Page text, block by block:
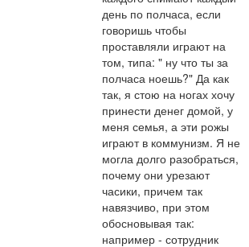
день по полчаса, если
говоришь чтобы
проставляли играют на
том, типа: " ну что ты за
полчаса ноешь?" Да как
так, я стою на ногах хочу
принести денег домой, у
меня семья, а эти рожы
играют в коммунизм. Я не
могла долго разобраться,
почему они урезают
часики, причем так
навязчиво, при этом
обосновывая так:
например - сотрудник